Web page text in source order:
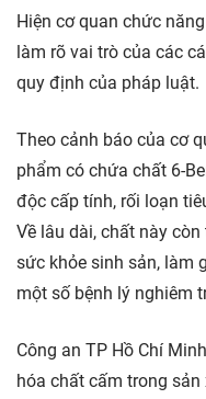
Hiện cơ quan chức
làm rõ vai trò của các
quy định của pháp luật.
Theo cảnh báo của cơ
phẩm có chứa chất 6-
độc cấp tính, rối loạn
Về lâu dài, chất này
sức khỏe sinh sản, làm
một số bệnh lý nghiêm
Công an TP Hồ Chí
hóa chất cấm trong